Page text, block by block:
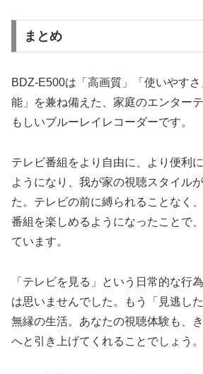
まとめ
BDZ-E500は「高画質」「使いやす
能」を兼ね備えた、家庭のエンター
もしいブルーレイレコーダーです。
テレビ番組をより自由に、より便利
ようになり、我が家の視聴スタイル
た。テレビの前に縛られることなく
番組を楽しめるようになったことで
ています。
「テレビを見る」という日常的な行
は思いませんでした。もう「見逃し
無縁の生活。あなたの視聴体験も、
へと引き上げてくれることでしょう。